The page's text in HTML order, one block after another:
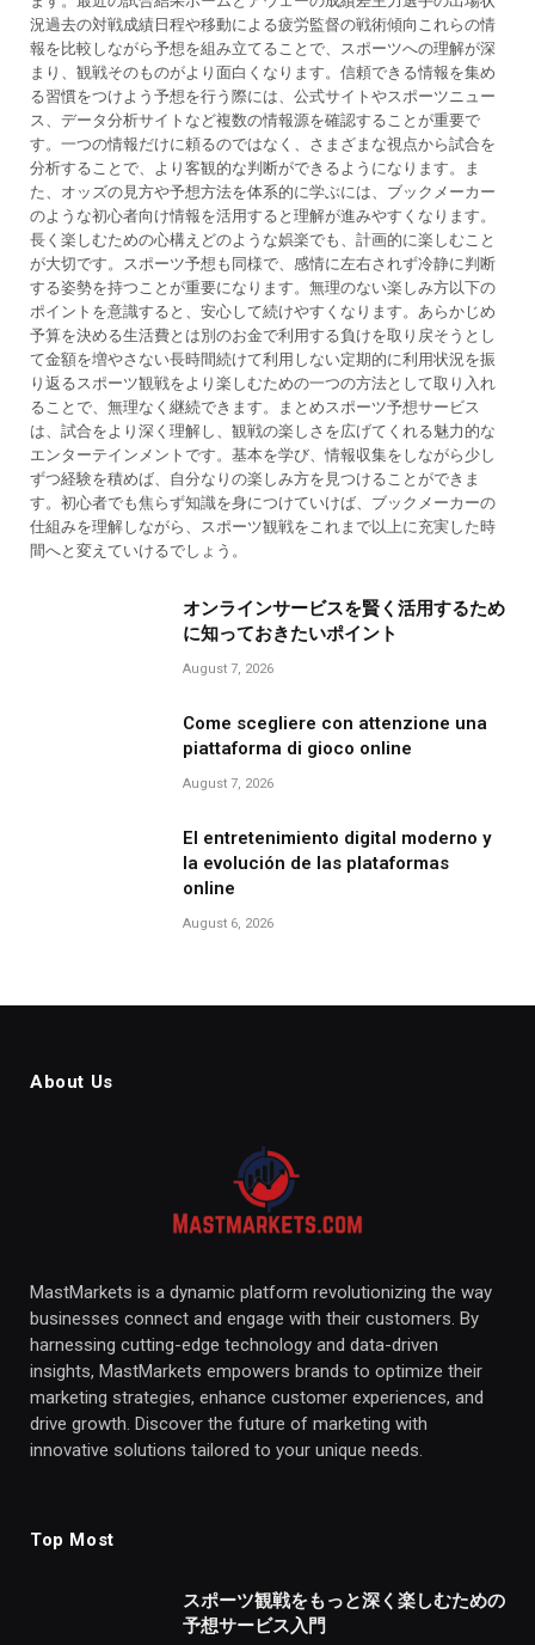
況過去の対戦成績日程や移動による疲労監督の戦術傾向これらの情
報を比較しながら予想を組み立てることで、スポーツへの理解が深
まり、観戦そのものがより面白くなります。信頼できる情報を集め
る習慣をつけよう予想を行う際には、公式サイトやスポーツニュー
ス、データ分析サイトなど複数の情報源を確認することが重要で
す。一つの情報だけに頼るのではなく、さまざまな視点から試合を
分析することで、より客観的な判断ができるようになります。ま
た、オッズの見方や予想方法を体系的に学ぶには、ブックメーカー
のような初心者向け情報を活用すると理解が進みやすくなります。
長く楽しむための心構えどのような娯楽でも、計画的に楽しむこと
が大切です。スポーツ予想も同様で、感情に左右されず冷静に判断
する姿勢を持つことが重要になります。無理のない楽しみ方以下の
ポイントを意識すると、安心して続けやすくなります。あらかじめ
予算を決める生活費とは別のお金で利用する負けを取り戻そうとし
て金額を増やさない長時間続けて利用しない定期的に利用状況を振
り返るスポーツ観戦をより楽しむための一つの方法として取り入れ
ることで、無理なく継続できます。まとめスポーツ予想サービス
は、試合をより深く理解し、観戦の楽しさを広げてくれる魅力的な
エンターテインメントです。基本を学び、情報収集をしながら少し
ずつ経験を積めば、自分なりの楽しみ方を見つけることができま
す。初心者でも焦らず知識を身につけていけば、ブックメーカーの
仕組みを理解しながら、スポーツ観戦をこれまで以上に充実した時
間へと変えていけるでしょう。
オンラインサービスを賢く活用するため
に知っておきたいポイント
August 7, 2026
Come scegliere con attenzione una
piattaforma di gioco online
August 7, 2026
El entretenimiento digital moderno y
la evolución de las plataformas
online
August 6, 2026
About Us
MastMarkets is a dynamic platform revolutionizing the way
businesses connect and engage with their customers. By
harnessing cutting-edge technology and data-driven
insights, MastMarkets empowers brands to optimize their
marketing strategies, enhance customer experiences, and
drive growth. Discover the future of marketing with
innovative solutions tailored to your unique needs.
Top Most
スポーツ観戦をもっと深く楽しむための
予想サービス入門